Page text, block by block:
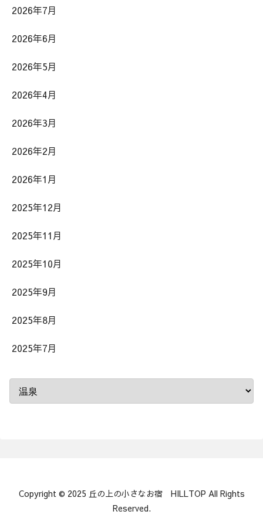
2026年7月
2026年6月
2026年5月
2026年4月
2026年3月
2026年2月
2026年1月
2025年12月
2025年11月
2025年10月
2025年9月
2025年8月
2025年7月
Copyright © 2025 丘の上の小さなお宿 HILLTOP All Rights
Reserved.